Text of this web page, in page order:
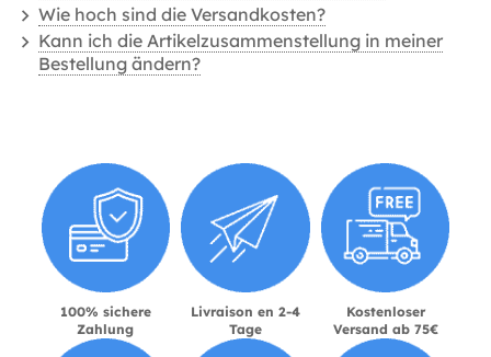
Wie hoch sind die Versandkosten?
Kann ich die Artikelzusammenstellung in meiner
Bestellung ändern?
100% sichere
Zahlung
Livraison en 2-4
Tage
Kostenloser
Versand ab 75€